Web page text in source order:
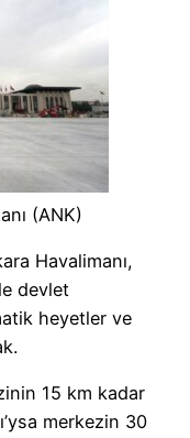
(ANK)
Havalimanı,
devlet
heyetler ve
15 km kadar
merkezin 30